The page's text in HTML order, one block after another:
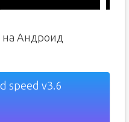
на Андроид
speed v3.6